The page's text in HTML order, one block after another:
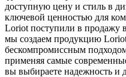
доступную цену и стиль в
ключевой ценностью для
Loriot поступили в продажу
мы создаем продукцию
бескомпромиссным
применяя самые
вы выбираете надежность и